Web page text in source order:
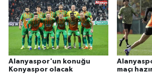
Alanyaspor'un konuğu
Konyaspor olacak
maçı